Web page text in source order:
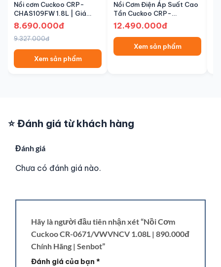
Nồi cơm Cuckoo CRP-
CHAS109FW 1.8L | Giá
8.690.000đ Chính Hãng |
Senbot
8.690.000đ
9.327.000đ
Xem sản phẩm
Nồi Cơm Điện Áp Suất Cao
Tần Cuckoo CRP-
JHPNL1010GPS | Chính
Hãng | Senbot
12.490.000đ
Xem sản phẩm
⭐ Đánh giá từ khách hàng
Đánh giá
Chưa có đánh giá nào.
Hãy là người đầu tiên nhận xét “Nồi Cơm
Cuckoo CR-0671/VWVNCV 1.08L | 890.000đ
Chính Hãng | Senbot”
Đánh giá của bạn *